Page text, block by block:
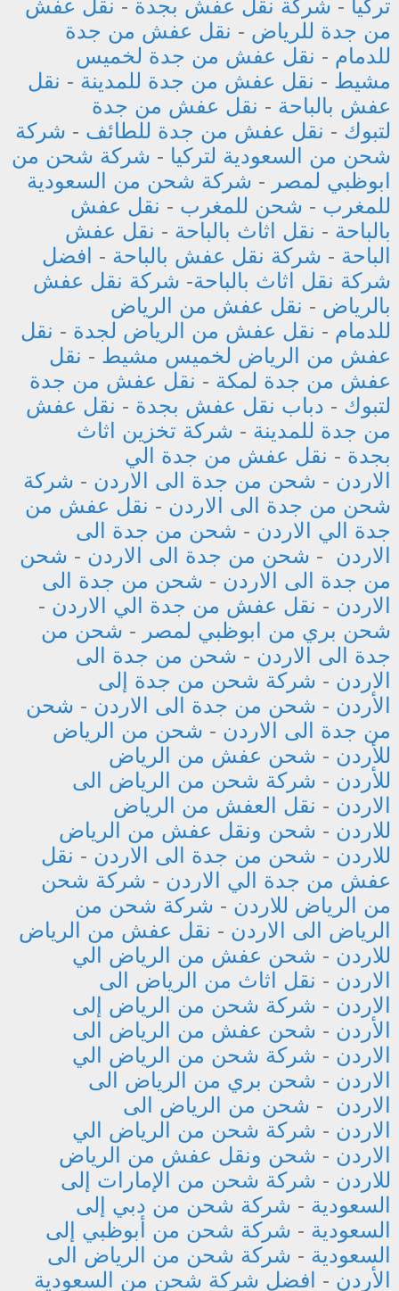
تركيا - شركة نقل عفش بجدة - نقل عفش
من جدة للرياض - نقل عفش من جدة
للدمام - نقل عفش من جدة لخميس
مشيط - نقل عفش من جدة للمدينة - نقل
عفش بالباحة - نقل عفش من جدة
لتبوك - نقل عفش من جدة للطائف - شركة
شحن من السعودية لتركيا - شركة شحن من
ابوظبي لمصر - شركة شحن من السعودية
للمغرب - شحن للمغرب - نقل عفش
بالباحة - نقل اثاث بالباحة - نقل عفش
الباحة - شركة نقل عفش بالباحة - افضل
شركة نقل اثاث بالباحة- شركة نقل عفش
بالرياض - نقل عفش من الرياض
للدمام - نقل عفش من الرياض لجدة - نقل
عفش من الرياض لخميس مشيط - نقل
عفش من جدة لمكة - نقل عفش من جدة
لتبوك - دباب نقل عفش بجدة - نقل عفش
من جدة للمدينة - شركة تخزين اثاث
بجدة - نقل عفش من جدة الي
الاردن - شحن من جدة الى الاردن - شركة
شحن من جدة الى الاردن - نقل عفش من
جدة الي الاردن - شحن من جدة الى
الاردن - شحن من جدة الى الاردن - شحن
من جدة الى الاردن - شحن من جدة الى
الاردن - نقل عفش من جدة الي الاردن -
شحن بري من ابوظبي لمصر - شحن من
جدة الى الاردن - شحن من جدة الى
الاردن - شركة شحن من جدة إلى
الأردن - شحن من جدة الى الاردن - شحن
من جدة الى الاردن - شحن من الرياض
للأردن - شحن عفش من الرياض
للأردن - شركة شحن من الرياض الى
الاردن - نقل العفش من الرياض
للاردن - شحن ونقل عفش من الرياض
للاردن - شحن من جدة الى الاردن - نقل
عفش من جدة الي الاردن - شركة شحن
من الرياض للاردن - شركة شحن من
الرياض الى الاردن - نقل عفش من الرياض
للاردن - شحن عفش من الرياض الي
الاردن - نقل اثاث من الرياض الى
الاردن - شركة شحن من الرياض إلى
الأردن - شحن عفش من الرياض الى
الاردن - شركة شحن من الرياض الي
الاردن - شحن بري من الرياض الى
الاردن - شحن من الرياض الى
الاردن - شركة شحن من الرياض الي
الاردن - شحن ونقل عفش من الرياض
للاردن - شركة شحن من الإمارات إلى
السعودية - شركة شحن من دبي إلى
السعودية - شركة شحن من أبوظبي إلى
السعودية - شركة شحن من الرياض الى
الأردن - افضل شركة شحن من السعودية